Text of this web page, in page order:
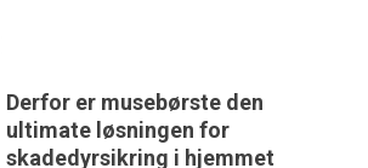
Derfor er musebørste den
ultimate løsningen for
skadedyrsikring i hjemmet